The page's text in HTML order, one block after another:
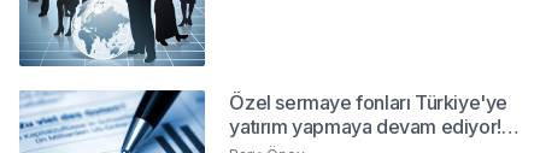
Özel sermaye fonları Türkiye'ye
yatırım yapmaya devam ediyor!